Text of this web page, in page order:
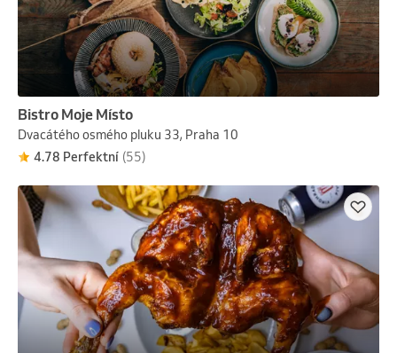
Bistro Moje Místo
Dvacátého osmého pluku 33, Praha 10
4.78 Perfektní (55)